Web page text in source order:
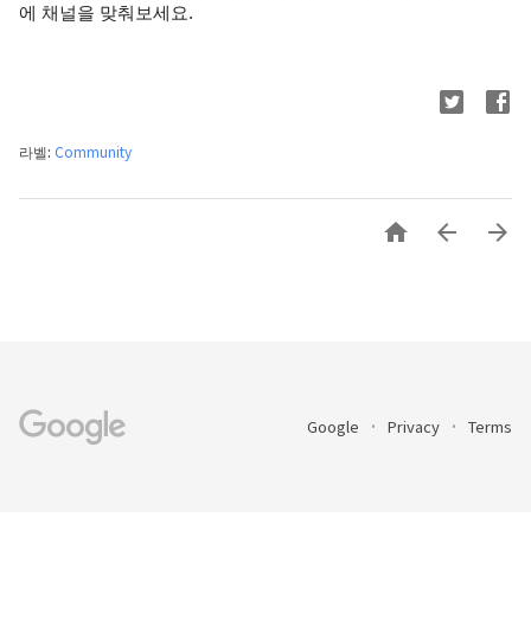
에 채널을 맞춰보세요.
라벨: Community
  
Google Privacy Terms